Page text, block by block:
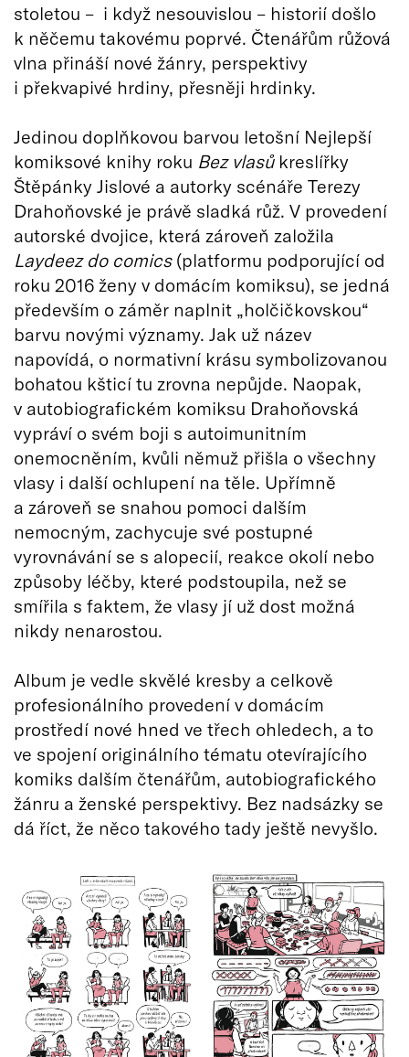
stoletou – i když nesouvislou – historií došlo
k něčemu takovému poprvé. Čtenářům růžová
vlna přináší nové žánry, perspektivy
i překvapivé hrdiny, přesněji hrdinky.
Jedinou doplňkovou barvou letošní Nejlepší
komiksové knihy roku Bez vlasůkreslířky
Štěpánky Jislové a autorky scénáře Terezy
Drahoňovské je právě sladká růž. V provedení
autorské dvojice, která zároveň založila
Laydeez do comics(platformu podporující od
roku 2016 ženy v domácím komiksu), se jedná
především o záměr naplnit „holčičkovskou“
barvu novými významy. Jak už název
napovídá, o normativní krásu symbolizovanou
bohatou kšticí tu zrovna nepůjde. Naopak,
v autobiografickém komiksu Drahoňovská
vypráví o svém boji s autoimunitním
onemocněním, kvůli němuž přišla o všechny
vlasy i další ochlupení na těle. Upřímně
a zároveň se snahou pomoci dalším
nemocným, zachycuje své postupné
vyrovnávání se s alopecií, reakce okolí nebo
způsoby léčby, které podstoupila, než se
smířila s faktem, že vlasy jí už dost možná
nikdy nenarostou.
Album je vedle skvělé kresby a celkově
profesionálního provedení v domácím
prostředí nové hned ve třech ohledech, a to
ve spojení originálního tématu otevírajícího
komiks dalším čtenářům, autobiografického
žánru a ženské perspektivy. Bez nadsázky se
dá říct, že něco takového tady ještě nevyšlo.